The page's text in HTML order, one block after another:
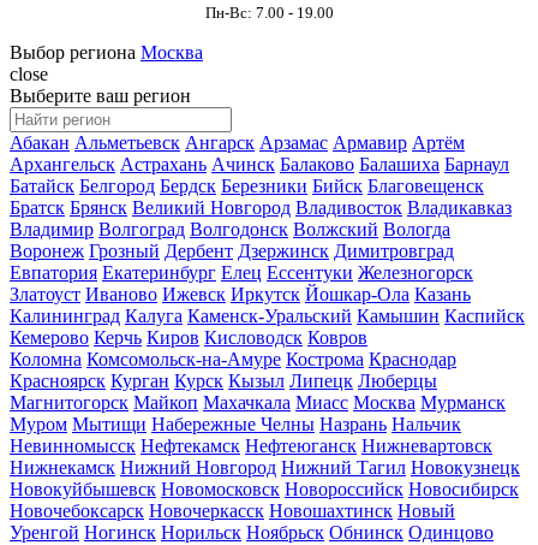
Пн-Вс: 7.00 - 19.00
Выбор региона Москва
close
Выберите ваш регион
Абакан Альметьевск Ангарск Арзамас Армавир Артём
Архангельск Астрахань Ачинск Балаково Балашиха Барнаул
Батайск Белгород Бердск Березники Бийск Благовещенск
Братск Брянск Великий Новгород Владивосток Владикавказ
Владимир Волгоград Волгодонск Волжский Вологда
Воронеж Грозный Дербент Дзержинск Димитровград
Евпатория Екатеринбург Елец Ессентуки Железногорск
Златоуст Иваново Ижевск Иркутск Йошкар-Ола Казань
Калининград Калуга Каменск-Уральский Камышин Каспийск
Кемерово Керчь Киров Кисловодск Ковров
Коломна Комсомольск-на-Амуре Кострома Краснодар
Красноярск Курган Курск Кызыл Липецк Люберцы
Магнитогорск Майкоп Махачкала Миасс Москва Мурманск
Муром Мытищи Набережные Челны Назрань Нальчик
Невинномысск Нефтекамск Нефтеюганск Нижневартовск
Нижнекамск Нижний Новгород Нижний Тагил Новокузнецк
Новокуйбышевск Новомосковск Новороссийск Новосибирск
Новочебоксарск Новочеркасск Новошахтинск Новый
Уренгой Ногинск Норильск Ноябрьск Обнинск Одинцово